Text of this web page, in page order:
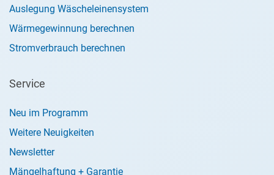
Auslegung Wäscheleinensystem
Wärmegewinnung berechnen
Stromverbrauch berechnen
Service
Neu im Programm
Weitere Neuigkeiten
Newsletter
Mängelhaftung + Garantie